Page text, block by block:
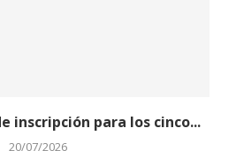
inscripción para los cinco...
20/07/2026